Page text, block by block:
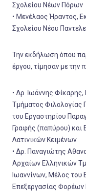
Σχολείου Νέων Πόρων
• Μενέλαος Ήραντος,
Σχολείου Νέου
Την εκδήλωση όπου
έργου, τίμησαν με την
• Δρ. Ιωάννης
Τμήματος Φιλολογίας
του Εργαστηρίου
Γραφής (παπύρου) και
Λατινικών Κειμένων
• Δρ. Παναγιώτης
Αρχαίων Ελληνικών
Ιωαννίνων, Μέλος του
Επεξεργασίας Φορέων